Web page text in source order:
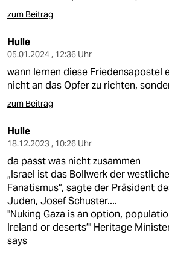
shop
fragen & hilfe
unterstützen
abo
genossenschaft
epaper login
zum Beitrag
Hulle
05.01.2024 , 12:36 Uhr
wann lernen diese Friedensapostel
nicht an das Opfer zu richten,
zum Beitrag
Hulle
18.12.2023 , 10:26 Uhr
da passt was nicht zusammen
„Israel ist das Bollwerk der
Fanatismus“, sagte der Präsident
Juden, Josef Schuster....
"Nuking Gaza is an option,
Ireland or deserts’" Heritage
says